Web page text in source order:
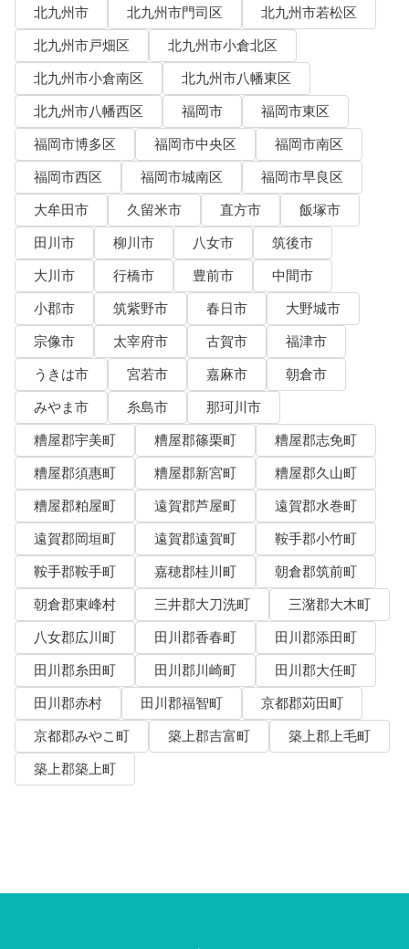
北九州市 北九州市門司区
北九州市若松区
北九州市戸畑区
北九州市小倉北区
北九州市小倉南区
北九州市八幡東区
北九州市八幡西区
福岡市
福岡市東区
福岡市博多区
福岡市中央区
福岡市南区
福岡市西区
福岡市城南区
福岡市早良区
大牟田市
久留米市 直方市
飯塚市
田川市
柳川市 八女市
筑後市
大川市
行橋市 豊前市
中間市
小郡市
筑紫野市 春日市
大野城市
宗像市
太宰府市 古賀市
福津市
うきは市
宮若市 嘉麻市
朝倉市
みやま市
糸島市
那珂川市
糟屋郡宇美町
糟屋郡篠栗町
糟屋郡志免町
糟屋郡須惠町
糟屋郡新宮町
糟屋郡久山町
糟屋郡粕屋町
遠賀郡芦屋町
遠賀郡水巻町
遠賀郡岡垣町
遠賀郡遠賀町
鞍手郡小竹町
鞍手郡鞍手町
嘉穂郡桂川町
朝倉郡筑前町
朝倉郡東峰村
三井郡大刀洗町
三潴郡大木町
八女郡広川町
田川郡香春町
田川郡添田町
田川郡糸田町
田川郡川崎町
田川郡大任町
田川郡赤村
田川郡福智町
京都郡苅田町
京都郡みやこ町
築上郡吉富町
築上郡上毛町
築上郡築上町